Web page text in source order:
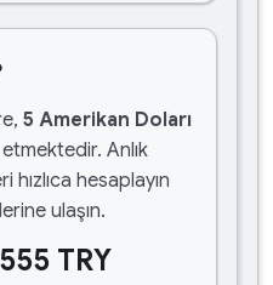
5 Amerikan Doları
etmektedir. Anlık
hesaplayın
ulaşın.
TRY